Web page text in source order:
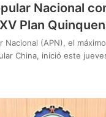
Nacional
Plan
Nacional (APN), el
China, inició este